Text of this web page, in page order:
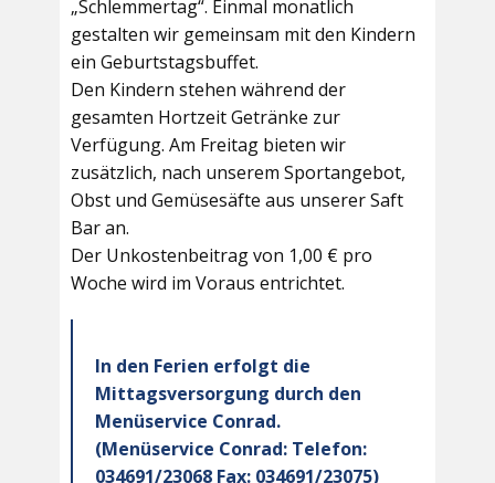
„Schlemmertag“. Einmal monatlich
gestalten wir gemeinsam mit den Kindern
ein Geburtstagsbuffet.
Den Kindern stehen während der
gesamten Hortzeit Getränke zur
Verfügung. Am Freitag bieten wir
zusätzlich, nach unserem Sportangebot,
Obst und Gemüsesäfte aus unserer Saft
Bar an.
Der Unkostenbeitrag von 1,00 € pro
Woche wird im Voraus entrichtet.
In den Ferien erfolgt die
Mittagsversorgung durch den
Menüservice Conrad.
(Menüservice Conrad: Telefon:
034691/23068 Fax: 034691/23075)